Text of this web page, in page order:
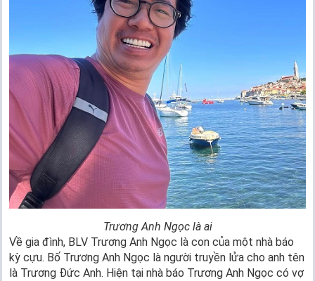
Trương Anh Ngọc là ai
Về gia đình, BLV Trương Anh Ngọc là con của một nhà báo
kỳ cựu. Bố Trương Anh Ngọc là người truyền lửa cho anh tên
là Trương Đức Anh. Hiện tại nhà báo Trương Anh Ngọc có vợ